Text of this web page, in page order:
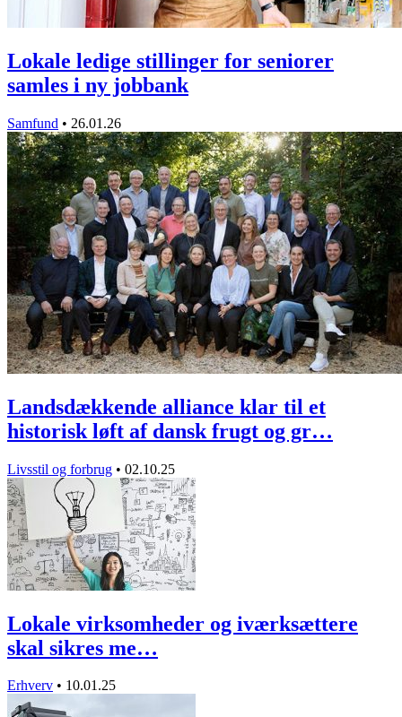
Lokale ledige stillinger for seniorer
samles i ny jobbank
Samfund • 26.01.26
Landsdækkende alliance klar til et
historisk løft af dansk frugt og gr…
Livsstil og forbrug • 02.10.25
Lokale virksomheder og iværksættere
skal sikres me…
Erhverv • 10.01.25